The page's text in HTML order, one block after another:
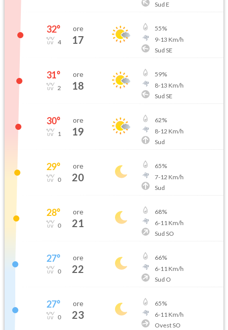
Sud E
32°
4
ore
17
55%
9-13 Km/h
Sud SE
31°
2
ore
18
59%
8-13 Km/h
Sud SE
30°
1
ore
19
62%
8-12 Km/h
Sud
29°
0
ore
20
65%
7-12 Km/h
Sud
28°
0
ore
21
68%
6-11 Km/h
Sud SO
27°
0
ore
22
66%
6-11 Km/h
Sud O
27°
0
ore
23
65%
6-11 Km/h
Ovest SO